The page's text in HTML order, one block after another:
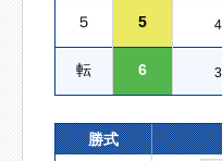
５ 5
転 6
勝式